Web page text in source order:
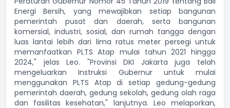
Energi Bersih, yang mewajibkan setiap bangunan
pemerintah pusat dan daerah, serta bangunan
komersial, industri, sosial, dan rumah tangga dengan
luas lantai lebih dari lima ratus meter persegi untuk
memanfaatkan PLTS Atap mulai tahun 2021 hingga
2024," jelas Leo. "Provinsi DKI Jakarta juga telah
mengeluarkan Instruksi Gubernur untuk mulai
menggunakan PLTS Atap di setiap gedung-gedung
pemerintah daerah, gedung sekolah, gedung olah raga
dan fasilitas kesehatan," lanjutnya. Leo melaporkan,